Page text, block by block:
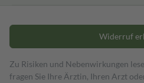
Widerruf
Zu Risiken und Nebenwirkungen
fragen Sie Ihre Ärztin, Ihren Arzt